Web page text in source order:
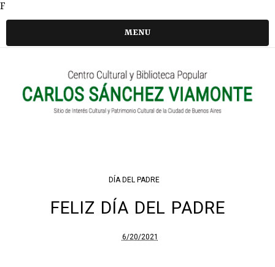
F
MENU
DÍA DEL PADRE
FELIZ DÍA DEL PADRE
6/20/2021